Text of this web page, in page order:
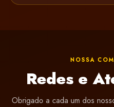
NOSSA
Redes e
Obrigado a cada um dos